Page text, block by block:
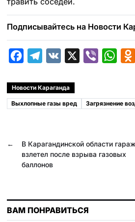
Подписывайтесь на Новости
c
e
o
k
l
e
a
m
e
W
t
p
p
Новости Караганда
Выхлопные газы вред Загрязнение
←
В Карагандинской области гараж
взлетел после взрыва газовых
баллонов
ВАМ ПОНРАВИТЬСЯ